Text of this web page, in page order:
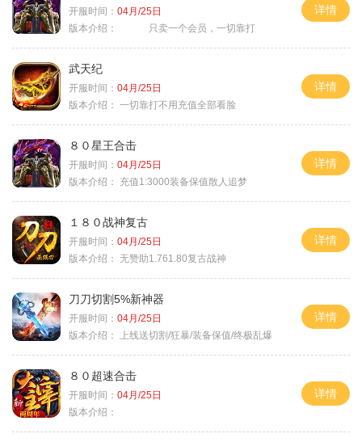
开服时间： 04月/25日
版本介绍：
只卖一个会员，一切靠打
详情
武天纪
开服时间： 04月/25日
版本介绍： 一切靠打不用充值全部看脸
详情
８０星王合击
开服时间： 04月/25日
版本介绍：
充值1:3000装备保值散人追梦
详情
１８０战神复古
开服时间： 04月/25日
版本介绍： 无赞助1.761.80复古战神
详情
刀刀切割5%新神器
开服时间： 04月/25日
版本介绍：
上线送切割/狂暴/装备保值/终极乱爆
详情
８０超速合击
开服时间： 04月/25日
版本介绍：
详情